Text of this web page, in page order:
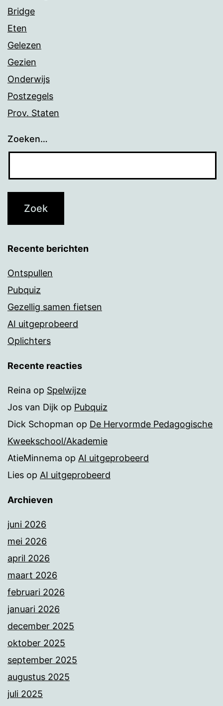
Bridge
Eten
Gelezen
Gezien
Onderwijs
Postzegels
Prov. Staten
Zoeken…
Recente berichten
Ontspullen
Pubquiz
Gezellig samen fietsen
AI uitgeprobeerd
Oplichters
Recente reacties
Reina op Spelwijze
Jos van Dijk op Pubquiz
Dick Schopman op De Hervormde Pedagogische
Kweekschool/Akademie
AtieMinnema op AI uitgeprobeerd
Lies op AI uitgeprobeerd
Archieven
juni 2026
mei 2026
april 2026
maart 2026
februari 2026
januari 2026
december 2025
oktober 2025
september 2025
augustus 2025
juli 2025